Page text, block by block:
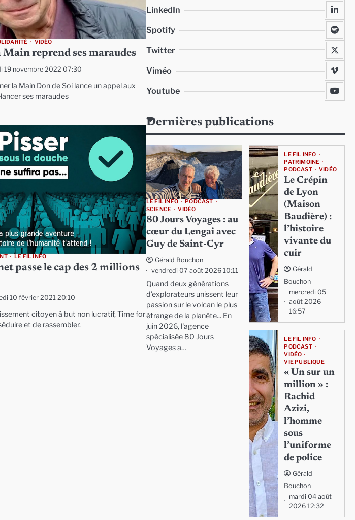
VIDÉO
reprend ses maraudes
19 novembre 2022 07:30
la Main Don de Soi lance un appel aux
ses maraudes
LE FIL INFO
passe le cap des 2 millions
10 février 2021 20:10
citoyen à but non lucratif, Time for
et de rassembler.
LinkedIn
Spotify
Twitter
Viméo
Youtube
Dernières publications
LE FIL INFO
PODCAST
SCIENCE
VIDÉO
80 Jours Voyages : au
cœur du Lengai avec
Guy de Saint-Cyr
Gérald Bouchon
vendredi 07 août 2026 10:11
Quand deux générations
d'explorateurs unissent leur
passion sur le volcan le plus
étrange de la planète... En
juin 2026, l'agence
spécialisée 80 Jours
Voyages a…
LE FIL INFO
PATRIMOINE
PODCAST
VIDÉO
Le Crépin
de Lyon
(Maison
Baudière) :
l’histoire
vivante du
cuir
Gérald
Bouchon
mercredi 05
août 2026
16:57
LE FIL INFO
PODCAST
VIDÉO
VIE PUBLIQUE
« Un sur un
million » :
Rachid
Azizi,
l’homme
sous
l’uniforme
de police
Gérald
Bouchon
mardi 04 août
2026 12:32